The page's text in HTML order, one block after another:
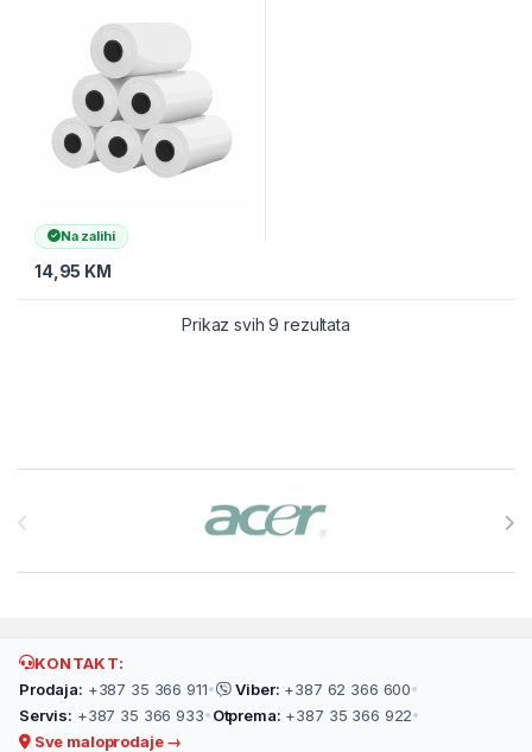
Na zalihi
14,95 KM
Prikaz svih 9 rezultata
KONTAKT:
Prodaja: +387 35 366 911• Viber: +387 62 366 600•
Servis: +387 35 366 933• Otprema: +387 35 366 922•
Sve maloprodaje →